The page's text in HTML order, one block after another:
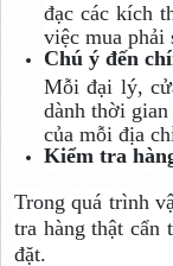
đạc các kích
việc mua phải
Chú ý đến
Mỗi đại lý,
dành thời
của mỗi địa
Kiểm tra
Trong quá trình
tra hàng thật cẩn
đặt.